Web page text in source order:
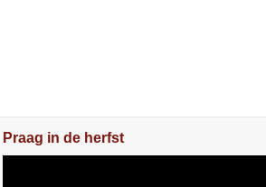
Praag in de herfst